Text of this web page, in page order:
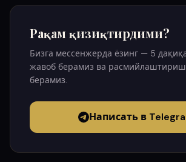
Рақам қизиқтирдими?
Бизга мессенжерда ёзинг — 5
жавоб берамиз ва
берамиз.
Написать в